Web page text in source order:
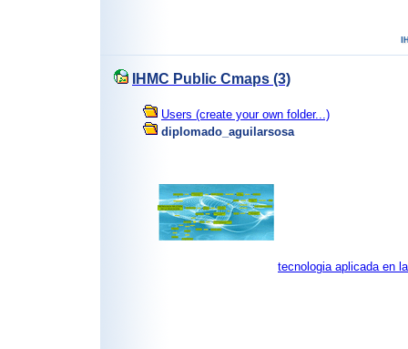
IHMC Public Cmaps (3)
Users (create your own folder...)
diplomado_aguilarsosa
tecnologia aplicada en